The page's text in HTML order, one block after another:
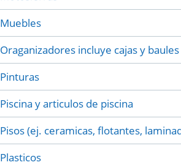
Muebles
Oraganizadores incluye cajas y baules
Pinturas
Piscina y articulos de piscina
Pisos (ej. ceramicas, flotantes,
Plasticos